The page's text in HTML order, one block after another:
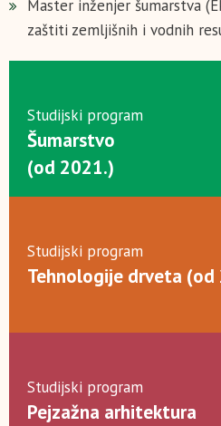
Master inženjer šumarstva
zaštiti zemljišnih i vodnih
Studijski program
Šumarstvo
(od 2021.)
Studijski program
Tehnologije drveta (od
Studijski program
Pejzažna arhitektura